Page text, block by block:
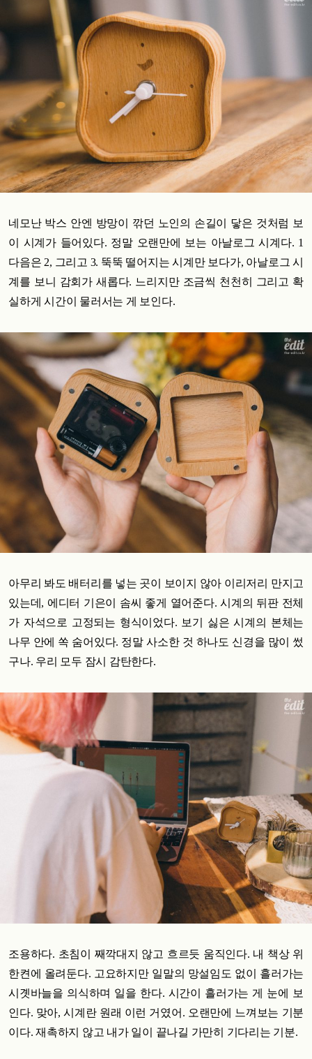
네모난 박스 안엔 방망이 깎던 노인의 손길이 닿은 것처럼 보
이 시계가 들어있다. 정말 오랜만에 보는 아날로그 시계다. 1
다음은 2, 그리고 3. 뚝뚝 떨어지는 시계만 보다가, 아날로그 시
계를 보니 감회가 새롭다. 느리지만 조금씩 천천히 그리고 확
실하게 시간이 물러서는 게 보인다.
아무리 봐도 배터리를 넣는 곳이 보이지 않아 이리저리 만지고
있는데, 에디터 기은이 솜씨 좋게 열어준다. 시계의 뒤 판 전체
가 자석으로 고정되는 형식이었다. 보기 싫은 시계의 본체는
나무 안에 쏙 숨어있다. 정말 사소한 것 하나도 신경을 많이 썼
구나. 우리 모두 잠시 감탄한다.
조용하다. 초침이 째깍대지 않고 흐르듯 움직인다. 내 책상 위
한켠에 올려둔다. 고요하지만 일말의 망설임도 없이 흘러가는
시곗바늘을 의식하며 일을 한다. 시간이 흘러가는 게 눈에 보
인다. 맞아, 시계란 원래 이런 거였어. 오랜만에 느껴보는 기분
이다. 재촉하지 않고 내가 일이 끝나길 가만히 기다리는 기분.